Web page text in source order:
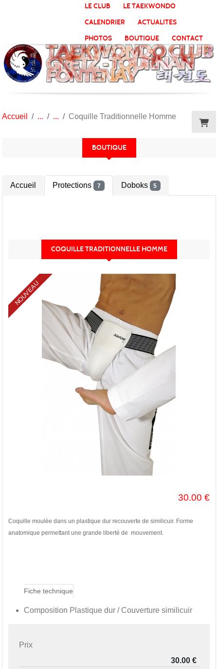
LE CLUB
LE TAEKWONDO
CALENDRIER
ACTUALITES
PHOTOS
BOUTIQUE CONTACT
Accueil Coquille Traditionnelle Homme
BOUTIQUE
Accueil Protections 7 Doboks 5
COQUILLE TRADITIONNELLE HOMME
NOUVEAU
30.00 €
Coquille moulée dans un plastique dur recouverte de similicuir. Forme
anatomique permettant une grande liberté de mouvement.
Fiche technique
Composition Plastique dur / Couverture similicuir
Prix
Panneau de gestion des cookies